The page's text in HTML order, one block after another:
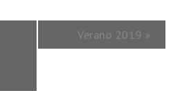
Verano 2019 »